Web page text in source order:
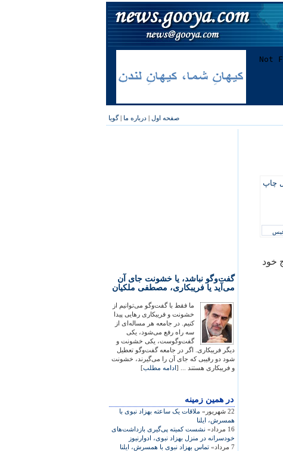
صفحه اول | درباره ما |گویا
گفت‌وگو نباشد، یا خشونت جای آن
می‌آید یا فریبکاری، مصطفی ملکیان
ما فقط با گفت‌وگو می‌توانیم از
خشونت و فریبکاری رهایی پیدا
کنیم. در جامعه هر مساله‌ای از
سه راه رفع می‌شود، یکی
گفت‌وگوست، یکی خشونت و
دیگر فریبکاری. اگر در جامعه گفت‌وگو تعطیل
شود دو رقیبی که جای آن را می‌گیرند، خشونت
و فریبکاری هستند ... [ادامه مطلب]
در همين زمينه
22 شهریور»
ملاقات يک ساعته بهزاد نبوی با
همسرش، ايلنا
16 مرداد»
نشست کميته پی‌گيری بازداشت‌های
خودسرانه در منزل بهزاد نبوی، ادوارنيوز
7 مرداد»
تماس بهزاد نبوی با همسرش، ايلنا
چاپ
خود